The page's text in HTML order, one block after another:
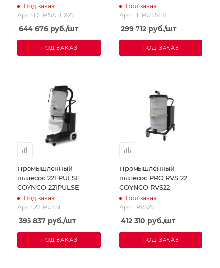
COYNCO D11PNATEX22
Под заказ
Арт. : D11PNATEX22
644 676 руб./шт
ПОД ЗАКАЗ
Под заказ
Арт. : 111PULSEH
299 712руб./шт
ПОД ЗАКАЗ
Промышленный
пылесос 221 PULSE
COYNCO 221PULSE
Под заказ
Арт. : 221PULSE
395 837 руб./шт
ПОД ЗАКАЗ
Промышленный
пылесос PRO RVS 22
COYNCO RVS22
Под заказ
Арт. : RVS22
412 310 руб./шт
ПОД ЗАКАЗ